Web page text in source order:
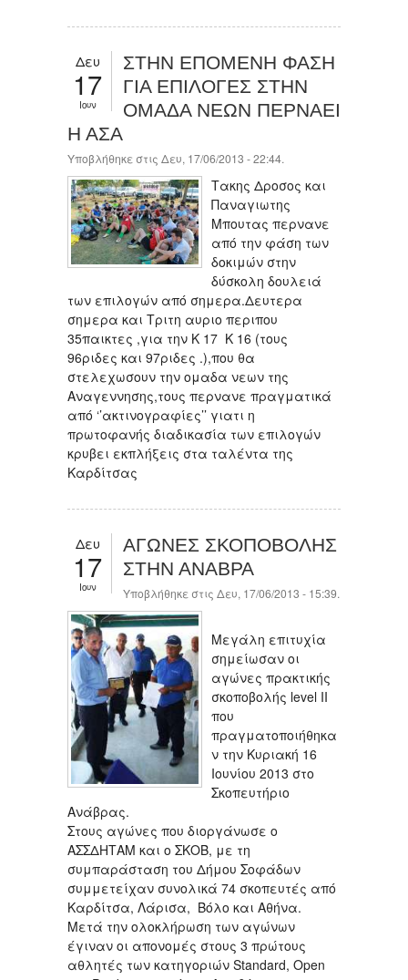
Δευ
17
Ιουν
ΣΤΗΝ ΕΠΟΜΕΝΗ ΦΑΣΗ
ΓΙΑ ΕΠΙΛΟΓΕΣ ΣΤΗΝ
ΟΜΑΔΑ ΝΕΩΝ ΠΕΡΝΑΕΙ
Η ΑΣΑ
Υποβλήθηκε στις Δευ, 17/06/2013 - 22:44.
Tακης Δροσος και
Παναγιωτης
Μπουτας περνανε
από την φάση των
δοκιμών στην
δύσκολη δουλειά
των επιλογών από σημερα.Δευτερα
σημερα και Τριτη αυριο περιπου
35παικτες ,για την Κ 17 Κ 16 (τους
96ριδες και 97ριδες .),που θα
στελεχωσουν την ομαδα νεων της
Αναγεννησης,τους περνανε πραγματικά
από ‘’ακτινογραφίες’’ γιατι η
πρωτοφανής διαδικασία των επιλογών
κρυβει εκπλήξεις στα ταλέντα της
Καρδίτσας
Δευ
17
Ιουν
ΑΓΩΝΕΣ ΣΚΟΠΟΒΟΛΗΣ
ΣΤΗΝ ΑΝΑΒΡΑ
Υποβλήθηκε στις Δευ, 17/06/2013 - 15:39.
Μεγάλη επιτυχία
σημείωσαν οι
αγώνες πρακτικής
σκοποβολής level ΙΙ
που
πραγματοποιήθηκα
ν την Κυριακή 16
Ιουνίου 2013 στο
Σκοπευτήριο
Ανάβρας.
Στους αγώνες που διοργάνωσε ο
ΑΣΣΔΗΤΑΜ και ο ΣΚΟΒ, με τη
συμπαράσταση του Δήμου Σοφάδων
συμμετείχαν συνολικά 74 σκοπευτές από
Καρδίτσα, Λάρισα, Βόλο και Αθήνα.
Μετά την ολοκλήρωση των αγώνων
έγιναν οι απονομές στους 3 πρώτους
αθλητές των κατηγοριών Standard, Open